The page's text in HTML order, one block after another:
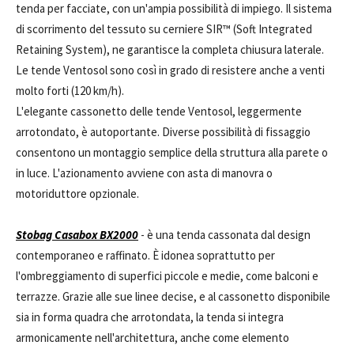
tenda per facciate, con un'ampia possibilità di impiego. Il sistema
di scorrimento del tessuto su cerniere SIR™ (Soft Integrated
Retaining System), ne garantisce la completa chiusura laterale.
Le tende Ventosol sono così in grado di resistere anche a venti
molto forti (120 km/h).
L'elegante cassonetto delle tende Ventosol, leggermente
arrotondato, è autoportante. Diverse possibilità di fissaggio
consentono un montaggio semplice della struttura alla parete o
in luce. L'azionamento avviene con asta di manovra o
motoriduttore opzionale.
Stobag Casabox BX2000 - è una tenda cassonata dal design
contemporaneo e raffinato. È idonea soprattutto per
l'ombreggiamento di superfici piccole e medie, come balconi e
terrazze. Grazie alle sue linee decise, e al cassonetto disponibile
sia in forma quadra che arrotondata, la tenda si integra
armonicamente nell'architettura, anche come elemento